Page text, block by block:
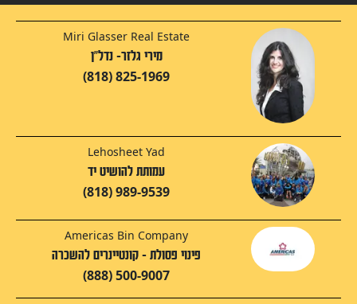
Miri Glasser Real Estate
מירי גלזר- נדל"ן
(818) 825-1969
Lehosheet Yad
עמותת להושיט יד
(818) 989-9539
Americas Bin Company
פינוי פסולת - קונטיינרים להשכרה
(888) 500-9007